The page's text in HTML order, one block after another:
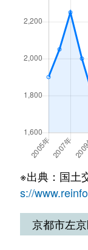
山端森本町
岡崎西福ノ
岡崎西福ノ
岡崎西福ノ
岡崎法勝寺
上高野北田町
上高野沢淵
上高野下荒
※出典：国土
s://
京都市左